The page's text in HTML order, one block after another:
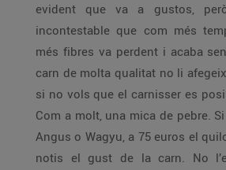
evident que va a gustos,
incontestable que com més
més fibres va perdent i acaba
carn de molta qualitat no li
si no vols que el carnisser es
Com a molt, una mica de pebre.
Angus o Wagyu, a 75 euros el
notis el gust de la carn. No